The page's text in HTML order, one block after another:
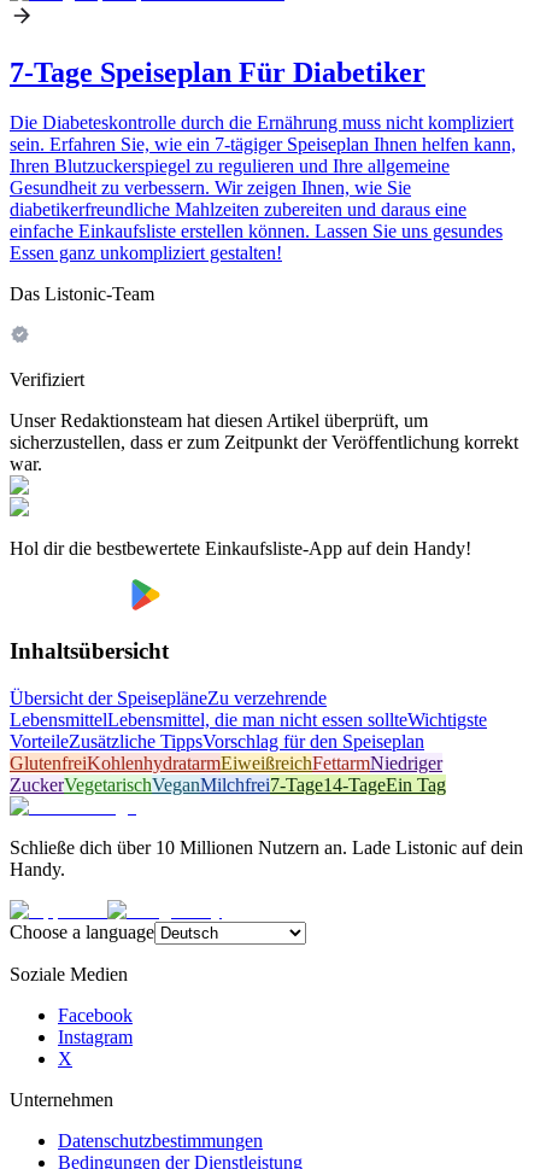
7-Tage Speiseplan Für Diabetiker
Die Diabeteskontrolle durch die Ernährung muss nicht kompliziert
sein. Erfahren Sie, wie ein 7-tägiger Speiseplan Ihnen helfen kann,
Ihren Blutzuckerspiegel zu regulieren und Ihre allgemeine
Gesundheit zu verbessern. Wir zeigen Ihnen, wie Sie
diabetikerfreundliche Mahlzeiten zubereiten und daraus eine
einfache Einkaufsliste erstellen können. Lassen Sie uns gesundes
Essen ganz unkompliziert gestalten!
Das Listonic-Team
Verifiziert
Unser Redaktionsteam hat diesen Artikel überprüft, um
sicherzustellen, dass er zum Zeitpunkt der Veröffentlichung korrekt
war.
Hol dir die bestbewertete Einkaufsliste-App auf dein Handy!
Inhaltsübersicht
Übersicht der SpeisepläneZu verzehrende
LebensmittelLebensmittel, die man nicht essen sollteWichtigste
VorteileZusätzliche TippsVorschlag für den Speiseplan
GlutenfreiKohlenhydratarmEiweißreichFettarmNiedriger
ZuckerVegetarischVeganMilchfrei7-Tage14-TageEin Tag
Schließe dich über 10 Millionen Nutzern an. Lade Listonic auf dein
Handy.
Choose a language
Soziale Medien
Facebook
Instagram
X
Unternehmen
Datenschutzbestimmungen
Bedingungen der Dienstleistung